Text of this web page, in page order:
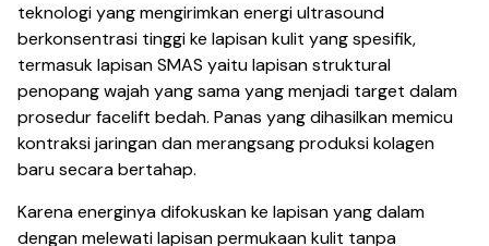
teknologi yang mengirimkan energi ultrasound
berkonsentrasi tinggi ke lapisan kulit yang spesifik,
termasuk lapisan SMAS yaitu lapisan struktural
penopang wajah yang sama yang menjadi target dalam
prosedur facelift bedah. Panas yang dihasilkan memicu
kontraksi jaringan dan merangsang produksi kolagen
baru secara bertahap.
Karena energinya difokuskan ke lapisan yang dalam
dengan melewati lapisan permukaan kulit tanpa